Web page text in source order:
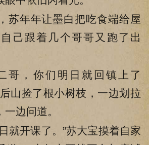
年年让墨白把吃食端给屋
己跟着几个哥哥又跑了出
，你们明日就回镇上了
山捡了根小树枝，一边划拉
边问道。
开课了。”苏大宝摸着自家